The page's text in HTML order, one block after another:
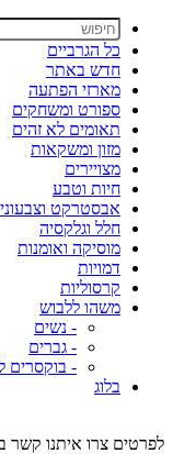
כל הגרביים
חדש באתר
מארזי הפתעה
ספורט ומשחקים
תאומים לא זהים
מזון ומשקאות
מצויירים
חיות וטבע
אבסטרקט וצבעוני
חלל וגלקסיה
מוסיקה ואומנות
דמויות
קרסוליות
משהו ללבוש
- נשים
- גברים
- בוקסרים
בלוג
מספקים
לפרטים צרו איתנו קשר